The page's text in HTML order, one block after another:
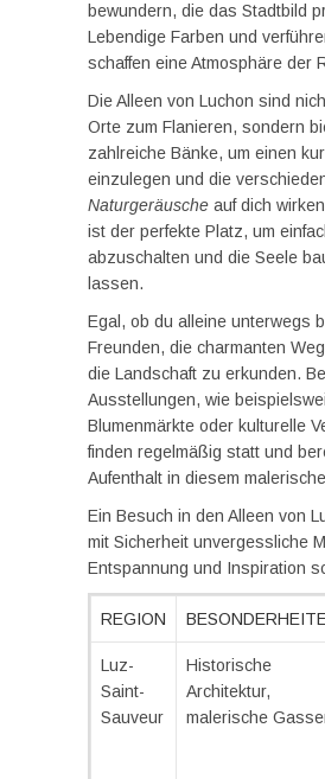
bewundern, die das Stadtbild
Lebendige Farben und
schaffen eine Atmosphäre der
Die Alleen von Luchon sind
Orte zum Flanieren, sondern
zahlreiche Bänke, um einen
einzulegen und die
Naturgeräusche auf dich
ist der perfekte Platz, um
abzuschalten und die Seele
lassen.
Egal, ob du alleine unterwegs
Freunden, die charmanten
die Landschaft zu erkunden.
Ausstellungen, wie
Blumenmärkte oder kulturelle
finden regelmäßig statt und
Aufenthalt in diesem
Ein Besuch in den Alleen von
mit Sicherheit unvergessliche
Entspannung und Inspiration
REGION
Luz-
Saint-
Sauveur
Historische
Architektur,
malerische